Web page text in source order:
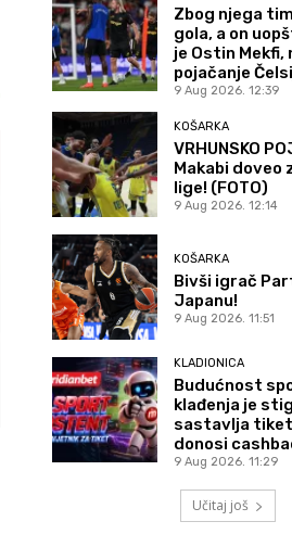
Zbog njega
gola, a on
je Ostin Mekfi,
pojačanje
9 Aug 2026. 12:39
KOŠARKA
VRHUNSKO
Makabi doveo
lige! (FOTO)
9 Aug 2026. 12:14
KOŠARKA
Bivši igrač
Japanu!
9 Aug 2026. 11:51
KLADIONICA
Budućnost
klađenja je
sastavlja
donosi
9 Aug 2026. 11:29
Učitaj još